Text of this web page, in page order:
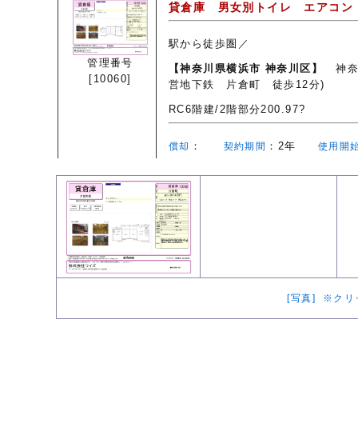
管理番号
[10060]
貸倉庫 男女別トイレ エアコン
駅から徒歩圏／
【神奈川県横浜市 神奈川区】
神奈
営地下鉄 片倉町 徒歩12分)
RC6階建/2階部分200.97?
償却 ： 契約期間 ：2年 使用開
[写真] ※クリ